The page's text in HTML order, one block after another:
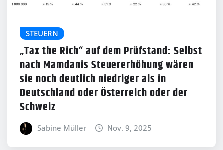
STEUERN
„Tax the Rich“ auf dem Prüfstand: Selbst
nach Mamdanis Steuererhöhung wären
sie noch deutlich niedriger als in
Deutschland oder Österreich oder der
Schweiz
Sabine Müller Nov. 9, 2025